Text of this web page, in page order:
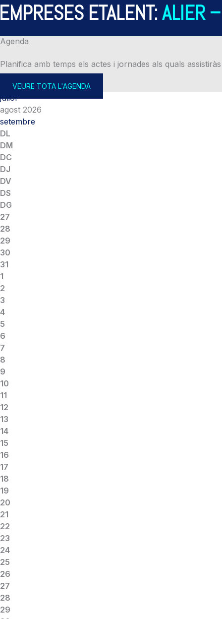
ETALENT:ALIER –
Agenda
Planifica amb temps els actes i jornades als quals assistiràs
VEURE TOTA L'AGENDA
juliol
agost 2026
setembre
DL
DM
DC
DJ
DV
DS
DG
27
28
29
30
31
1
2
3
4
5
6
7
8
9
10
11
12
13
14
15
16
17
18
19
20
21
22
23
24
25
26
27
28
29